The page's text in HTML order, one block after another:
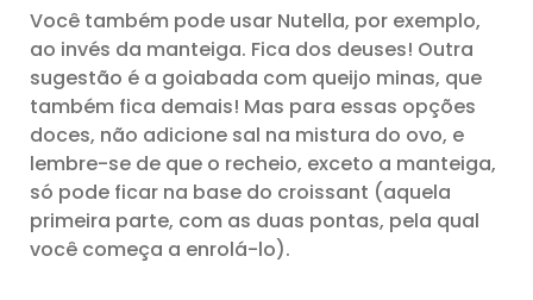
Você também pode usar Nutella, por exemplo,
ao invés da manteiga. Fica dos deuses! Outra
sugestão é a goiabada com queijo minas, que
também fica demais! Mas para essas opções
doces, não adicione sal na mistura do ovo, e
lembre-se de que o recheio, exceto a manteiga,
só pode ficar na base do croissant (aquela
primeira parte, com as duas pontas, pela qual
você começa a enrolá-lo).